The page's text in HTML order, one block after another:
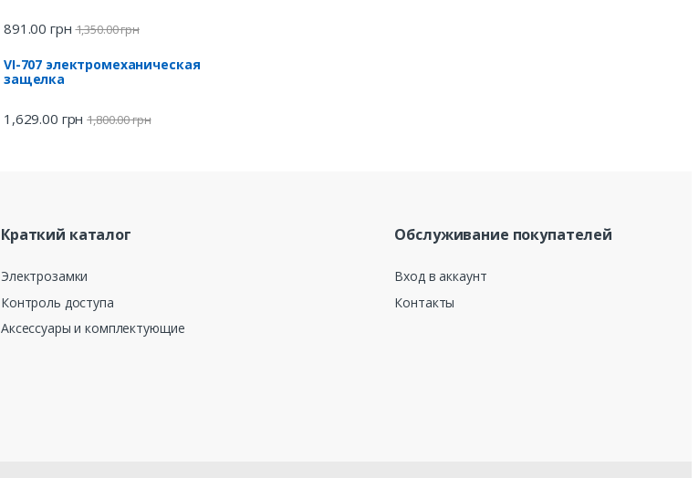
891.00 грн 1,350.00грн
VI-707 электромеханическая
защелка
1,629.00 грн 1,800.00грн
Краткий каталог
Электрозамки
Контроль доступа
Аксессуары и комплектующие
Обслуживание покупателей
Вход в аккаунт
Контакты